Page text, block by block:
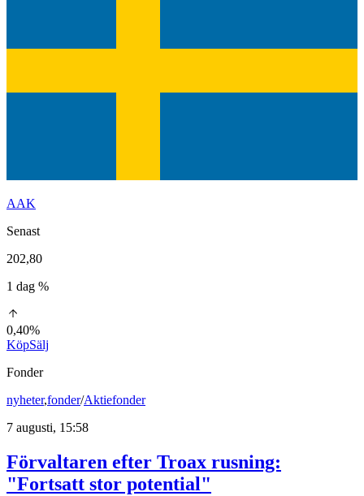
AAK
Senast
202,80
1 dag %
0,40%
KöpSälj
Fonder
nyheter,fonder/Aktiefonder
7 augusti, 15:58
Förvaltaren efter Troax rusning:
"Fortsatt stor potential"